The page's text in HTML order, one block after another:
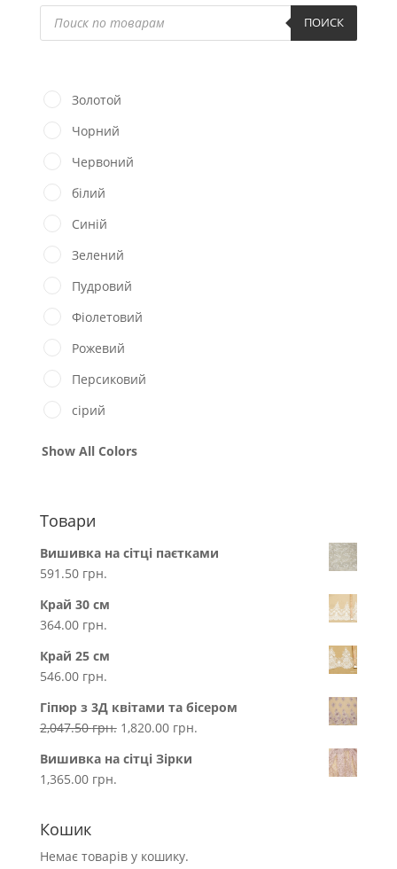
Пошук
товарів ПОИСК
Золотой
Чорний
Червоний
білий
Синій
Зелений
Пудровий
Фіолетовий
Рожевий
Персиковий
сірий
Show All Colors
Товари
Вишивка на сітці паєтками
591.50 грн.
Край 30 см
364.00 грн.
Край 25 см
546.00 грн.
Гіпюр з 3Д квітами та бісером
2,047.50грн. 1,820.00 грн.
Вишивка на сітці Зірки
1,365.00 грн.
Кошик
Немає товарів у кошику.